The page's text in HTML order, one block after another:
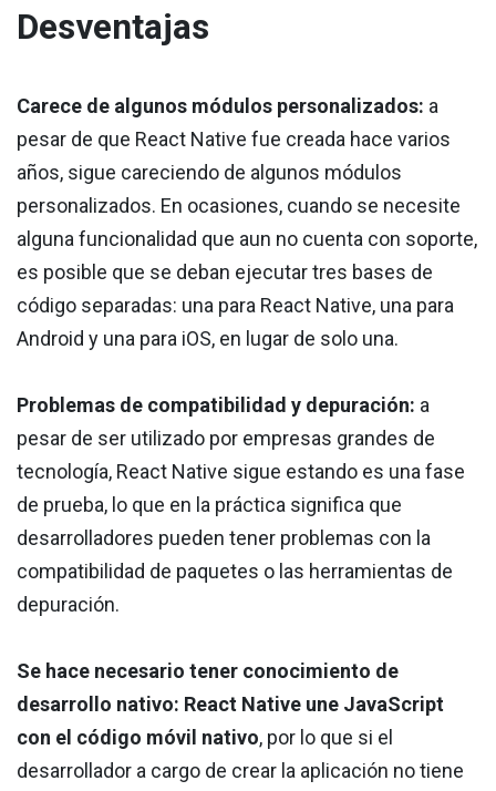
Desventajas
Carece de algunos módulos personalizados: a
pesar de que React Native fue creada hace varios
años, sigue careciendo de algunos módulos
personalizados. En ocasiones, cuando se necesite
alguna funcionalidad que aun no cuenta con soporte,
es posible que se deban ejecutar tres bases de
código separadas: una para React Native, una para
Android y una para iOS, en lugar de solo una.
Problemas de compatibilidad y depuración: a
pesar de ser utilizado por empresas grandes de
tecnología, React Native sigue estando es una fase
de prueba, lo que en la práctica significa que
desarrolladores pueden tener problemas con la
compatibilidad de paquetes o las herramientas de
depuración.
Se hace necesario tener conocimiento de
desarrollo nativo: React Native une JavaScript
con el código móvil nativo, por lo que si el
desarrollador a cargo de crear la aplicación no tiene